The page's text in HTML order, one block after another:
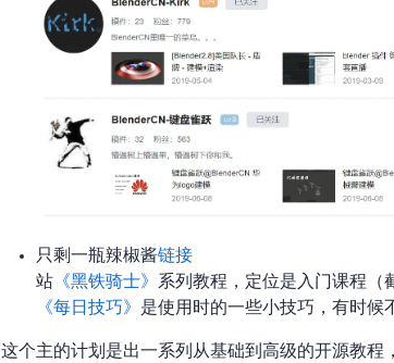
只剩一瓶辣椒酱链接
b站 《黑铁骑士》 系列教程，定位是Blender 2.80入门课程
《每日技巧》 是使用Blender时的一些小技巧，有
这个up主的计划是出一系列从基础到高级的Blender开源教